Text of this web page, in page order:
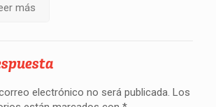
más
electrónico no será publicada. Los